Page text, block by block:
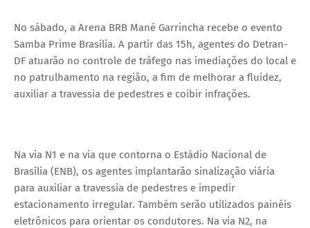
No sábado, a Arena BRB Mané Garrincha recebe o evento
Samba Prime Brasília. A partir das 15h, agentes do Detran-
DF atuarão no controle de tráfego nas imediações do local e
no patrulhamento na região, a fim de melhorar a fluidez,
auxiliar a travessia de pedestres e coibir infrações.
Na via N1 e na via que contorna o Estádio Nacional de
Brasília (ENB), os agentes implantarão sinalização viária
para auxiliar a travessia de pedestres e impedir
estacionamento irregular. Também serão utilizados painéis
eletrônicos para orientar os condutores. Na via N2, na